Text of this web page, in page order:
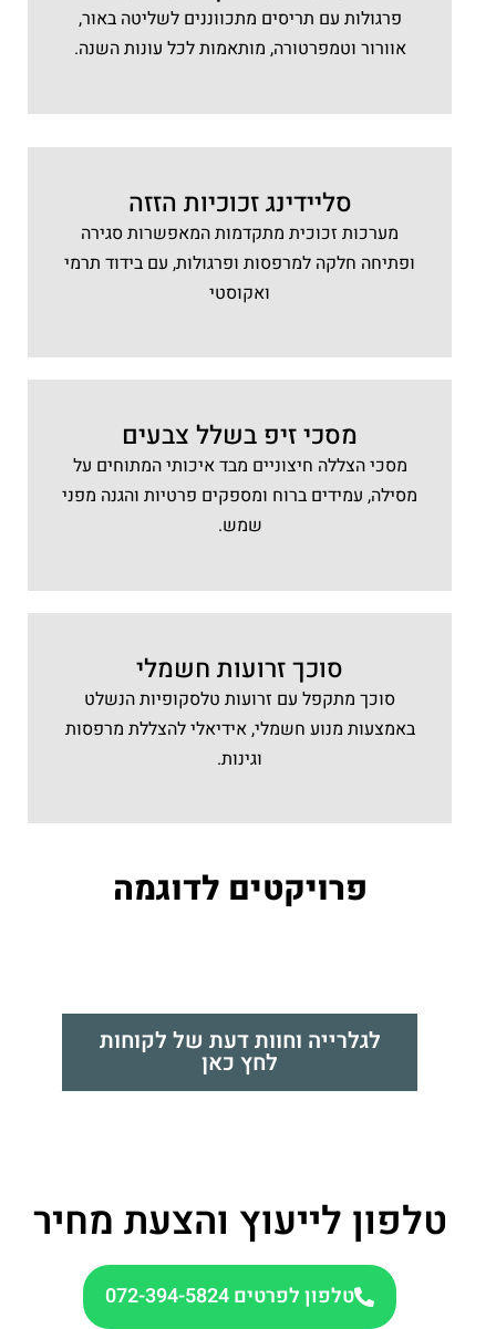
פרגולות עם תריסים מתכווננים לשליטה באור,
אוורור וטמפרטורה, מותאמות לכל עונות השנה.
סליידינג זכוכיות הזזה
מערכות זכוכית מתקדמות המאפשרות סגירה
ופתיחה חלקה למרפסות ופרגולות, עם בידוד תרמי
ואקוסטי
מסכי זיפ בשלל צבעים
מסכי הצללה חיצוניים מבד איכותי המתוחים על
מסילה, עמידים ברוח ומספקים פרטיות והגנה מפני
שמש.
סוכך זרועות חשמלי
סוכך מתקפל עם זרועות טלסקופיות הנשלט
באמצעות מנוע חשמלי, אידיאלי להצללת מרפסות
וגינות.
פרויקטים לדוגמה
לגלרייה וחוות דעת של לקוחות
לחץ כאן
טלפון לייעוץ והצעת מחיר
טלפון לפרטים 072-394-5824